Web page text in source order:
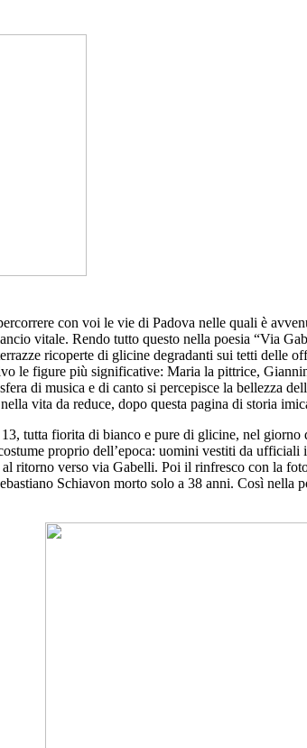
con voi le vie di Padova nelle quali è
vitale. Rendo tutto questo nella poesia “Via
ricoperte di glicine degradanti sui tetti delle
le figure più significative: Maria la pittrice,
di musica e di canto si percepisce la bellezza
vita da reduce, dopo questa pagina di storia
tutta fiorita di bianco e pure di glicine, nel
proprio dell’epoca: uomini vestiti da
ritorno verso via Gabelli. Poi il rinfresco con la
Schiavon morto solo a 38 anni. Così